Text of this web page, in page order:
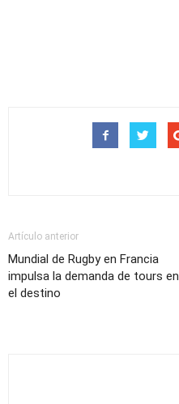
Artículo anterior
Mundial de Rugby en Francia
impulsa la demanda de tours en
el destino